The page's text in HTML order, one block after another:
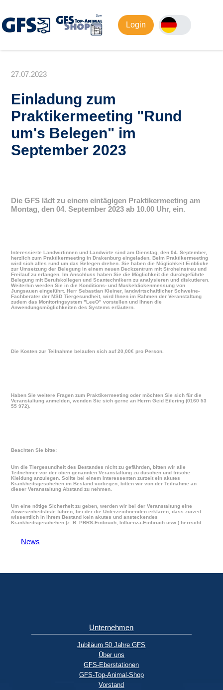
Login
27.07.2023
Einladung zum
Praktikermeeting
Rund
um's Belegen
im
September 2023
Die GFS lädt zu einem eintägigen Praktikermeeting am
Montag, den 04. September 2023 ab 10.00 Uhr, ein.
Interessierte Landwirtinnen und Landwirte sind am Dienstag, den 04. September,
herzlich zum Praktikermeeting in Drakenburg eingeladen. Beim Praktikermeeting
wird sich alles rund um das Belegen drehen. Sie haben die Möglichkeit Einblicke
zur Umsetzung der Belegung in einem neuen Deckzentrum mit Stroheinstreu und
Freilauf zu erlangen. Im Anschluss haben Sie die Möglichkeit die durchgeführte
Belegung mit Berufskollegen und Scantechnikern zu analysieren und diskutieren.
Weiterhin werden Sie in die Konditions- und Muskeldickenmessung von
Jungsauen eingeführt. Herr Sebastian Kleiner, landwirtschaftlicher Schweine-
Fachberater der MSD Tiergesundheit, wird Ihnen im Rahmen der Veranstaltung
zudem das Monitoringsystem LeeO
vorstellen und Ihnen die
Anwendungsmöglichkeiten des Systems erläutern.
Die Kosten zur Teilnahme belaufen sich auf 20,00€ pro Person.
Haben Sie weitere Fragen zum Praktikermeeting oder möchten Sie sich für die
Veranstaltung anmelden, wenden Sie sich gerne an Herrn Geid Eilering (0160 53
55 972).
Beachten Sie bitte:
Um die Tiergesundheit des Bestandes nicht zu gefährden, bitten wir alle
Teilnehmer vor der oben genannten Veranstaltung zu duschen und frische
Kleidung anzulegen. Sollte bei einem Interessenten zurzeit ein akutes
Krankheitsgeschehen im Bestand vorliegen, bitten wir von der Teilnahme an
dieser Veranstaltung Abstand zu nehmen.
Um eine nötige Sicherheit zu geben, werden wir bei der Veranstaltung eine
Anwesenheitsliste führen, bei der die Unterzeichnenden erklären, dass zurzeit
wissentlich in ihrem Bestand kein akutes und ansteckendes
Krankheitsgeschehen (z. B. PRRS-Einbruch, Influenza-Einbruch usw.) herrscht.
News
Unternehmen
Jubiläum 50 Jahre GFS
Über uns
GFS-Eberstationen
GFS-Top-Animal-Shop
Vorstand